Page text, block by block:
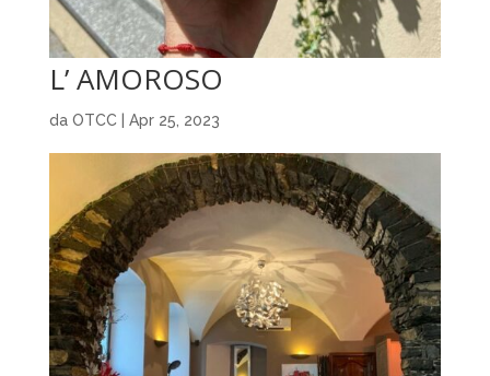
L’ AMOROSO
da OTCC| Apr 25, 2023